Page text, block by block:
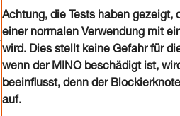
Achtung, die Tests haben gezeigt,
einer normalen Verwendung mit
wird. Dies stellt keine Gefahr für
wenn der MINO beschädigt ist,
beeinflusst, denn der
auf.